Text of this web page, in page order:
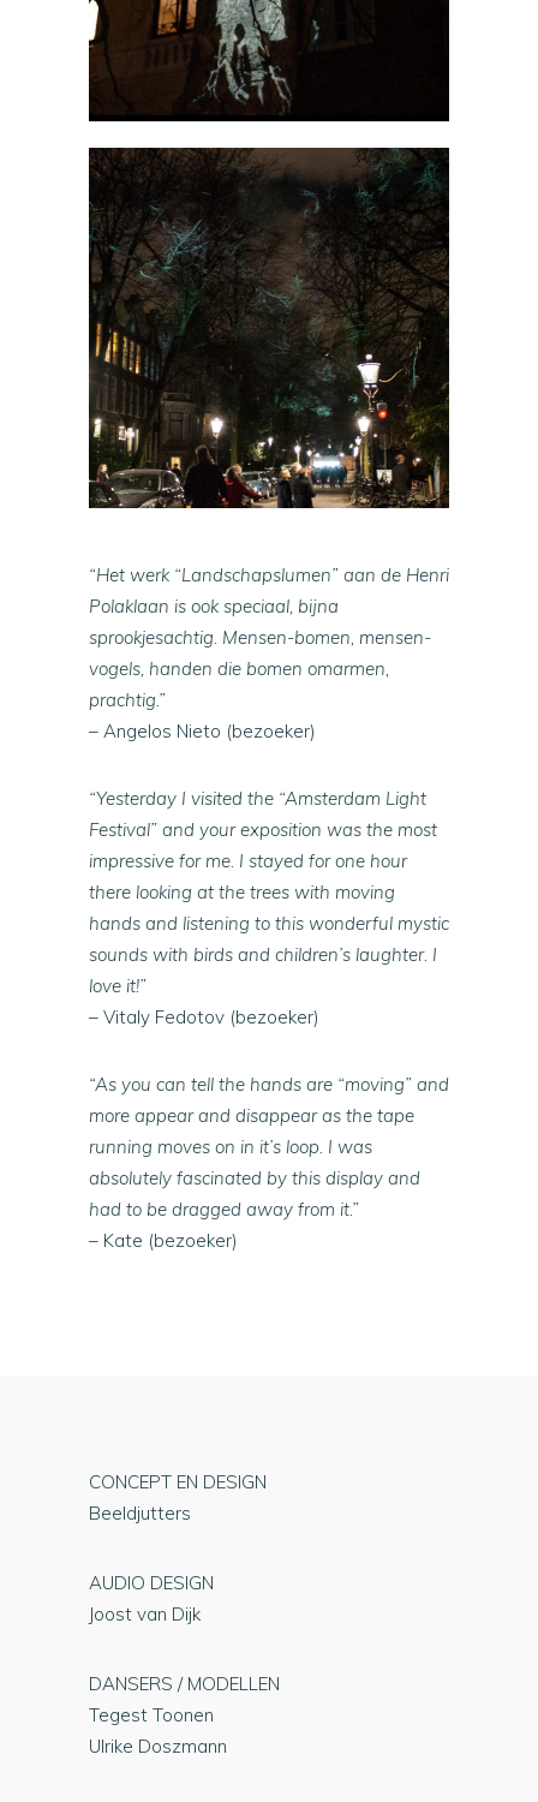
“Het werk “Landschapslumen” aan de Henri
Polaklaan is ook speciaal, bijna
sprookjesachtig. Mensen-bomen, mensen-
vogels, handen die bomen omarmen,
prachtig.”
– Angelos Nieto (bezoeker)
“Yesterday I visited the “Amsterdam Light
Festival” and your exposition was the most
impressive for me. I stayed for one hour
there looking at the trees with moving
hands and listening to this wonderful mystic
sounds with birds and children’s laughter. I
love it!”
– Vitaly Fedotov (bezoeker)
“As you can tell the hands are “moving” and
more appear and disappear as the tape
running moves on in it’s loop. I was
absolutely fascinated by this display and
had to be dragged away from it.”
– Kate (bezoeker)
CONCEPT EN DESIGN
Beeldjutters
AUDIO DESIGN
Joost van Dijk
DANSERS / MODELLEN
Tegest Toonen
Ulrike Doszmann